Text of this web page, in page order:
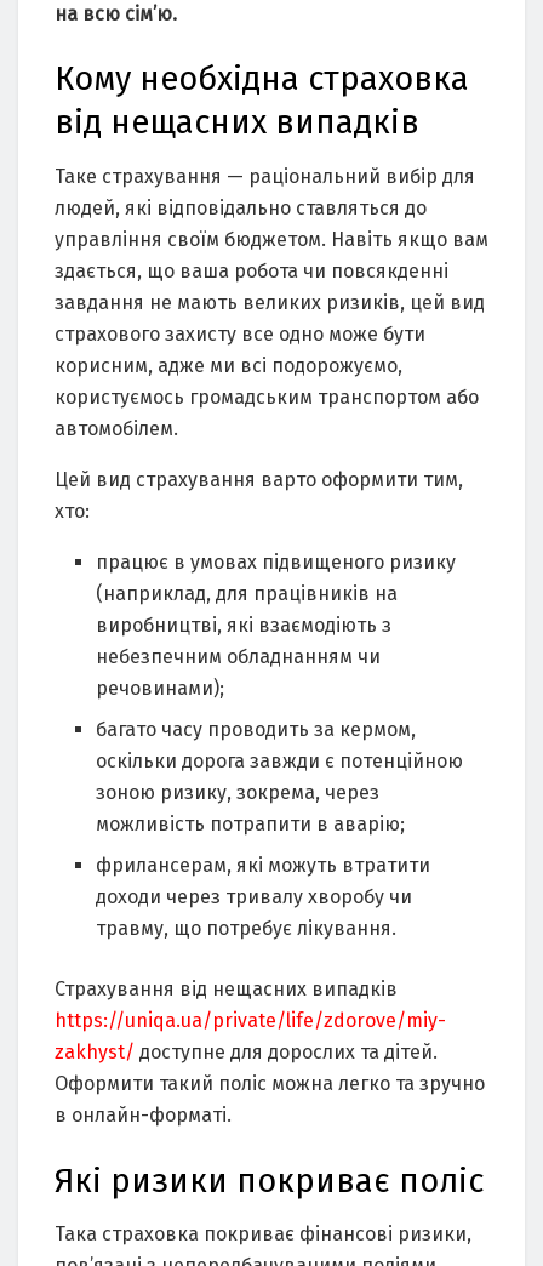
на всю сім’ю.
Кому необхідна страховка
від нещасних випадків
Таке страхування — раціональний вибір для
людей, які відповідально ставляться до
управління своїм бюджетом. Навіть якщо вам
здається, що ваша робота чи повсякденні
завдання не мають великих ризиків, цей вид
страхового захисту все одно може бути
корисним, адже ми всі подорожуємо,
користуємось громадським транспортом або
автомобілем.
Цей вид страхування варто оформити тим,
хто:
працює в умовах підвищеного ризику
(наприклад, для працівників на
виробництві, які взаємодіють з
небезпечним обладнанням чи
речовинами);
багато часу проводить за кермом,
оскільки дорога завжди є потенційною
зоною ризику, зокрема, через
можливість потрапити в аварію;
фрилансерам, які можуть втратити
доходи через тривалу хворобу чи
травму, що потребує лікування.
Страхування від нещасних випадків
https://uniqa.ua/private/life/zdorove/miy-
zakhyst/ доступне для дорослих та дітей.
Оформити такий поліс можна легко та зручно
в онлайн-форматі.
Які ризики покриває поліс
Така страховка покриває фінансові ризики,